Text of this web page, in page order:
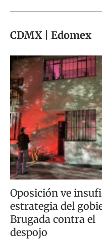
CDMX | Edomex
Oposición ve
estrategia del
Brugada contra el
despojo